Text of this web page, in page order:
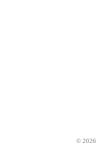
© 2026